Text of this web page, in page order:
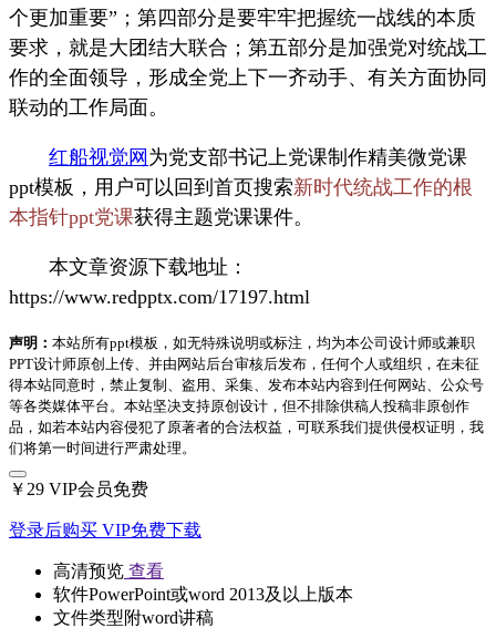
个更加重要”；第四部分是要牢牢把握统一战线的本质
要求，就是大团结大联合；第五部分是加强党对统战工
作的全面领导，形成全党上下一齐动手、有关方面协同
联动的工作局面。
红船视觉网 为党支部书记上党课制作精美微党课
ppt模板，用户可以回到首页搜索新时代统战工作的根
本指针ppt党课获得主题党课课件。
本文章资源下载地址：
https://www.redpptx.com/17197.html
声明： 本站所有ppt模板，如无特殊说明或标注，均为本公司设计师或兼职
PPT设计师原创上传、并由网站后台审核后发布，任何个人或组织，在未征
得本站同意时，禁止复制、盗用、采集、发布本站内容到任何网站、公众号
等各类媒体平台。本站坚决支持原创设计，但不排除供稿人投稿非原创作
品，如若本站内容侵犯了原著者的合法权益，可联系我们提供侵权证明，我
们将第一时间进行严肃处理。
￥29 VIP会员免费
登录后购买 VIP免费下载
高清预览 查看
软件PowerPoint或word 2013及以上版本
文件类型附word讲稿